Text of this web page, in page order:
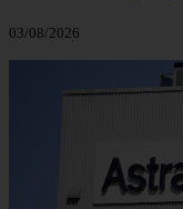
03/08/2026